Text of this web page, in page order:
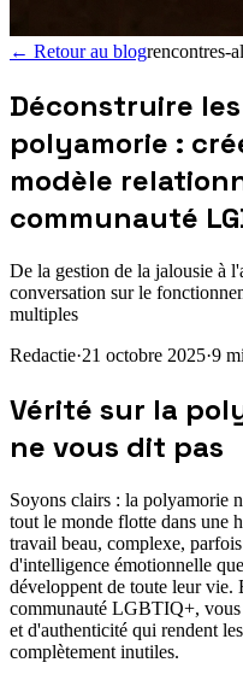
← Retour au blogrencontres-
Déconstruire
polyamorie :
modèle
communauté
De la gestion de la jalousie à
conversation sur le
multiples
Redactie·21 octobre 2025·9
Vérité sur la
ne vous dit pas
Soyons clairs : la polyamorie
tout le monde flotte dans une
travail beau, complexe,
d'intelligence émotionnelle
développent de toute leur vie.
communauté LGBTIQ+, vous
et d'authenticité qui rendent
complètement inutiles.